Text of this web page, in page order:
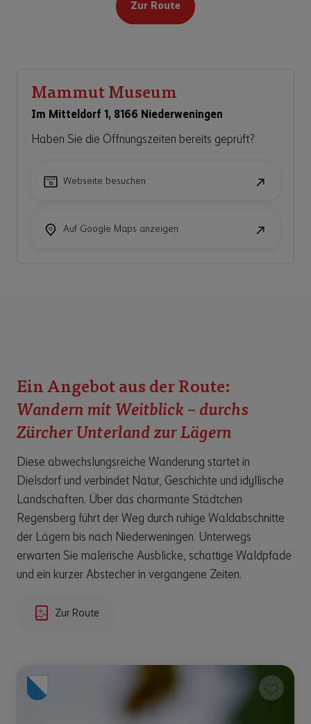
Zur Route
Mammut Museum
Im Mitteldorf 1, 8166 Niederweningen
Haben Sie die Öffnungszeiten bereits geprüft?
Webseite besuchen
Auf Google Maps anzeigen
Ein Angebot aus der Route:
Wandern mit Weitblick – durchs
Zürcher Unterland zur Lägern
Diese abwechslungsreiche Wanderung startet in
Dielsdorf und verbindet Natur, Geschichte und idyllische
Landschaften. Über das charmante Städtchen
Regensberg führt der Weg durch ruhige Waldabschnitte
der Lägern bis nach Niederweningen. Unterwegs
erwarten Sie malerische Ausblicke, schattige Waldpfade
und ein kurzer Abstecher in vergangene Zeiten.
Zur Route